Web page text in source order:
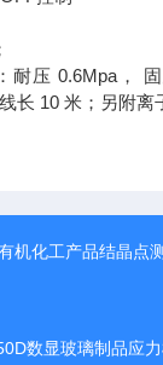
耐压 0.6Mpa，
长 10 米；另附离
机化工产品结晶点
数显玻璃制品应